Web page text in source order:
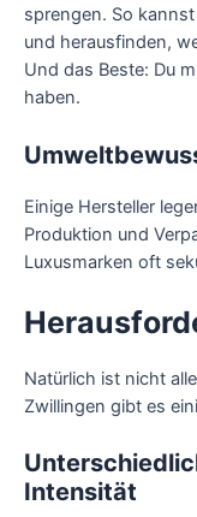
sprengen. So
und herausfinden,
Und das Beste: Du
haben.
Einige Hersteller
Produktion und
Luxusmarken oft
Natürlich ist nicht
Zwillingen gibt es
Intensität